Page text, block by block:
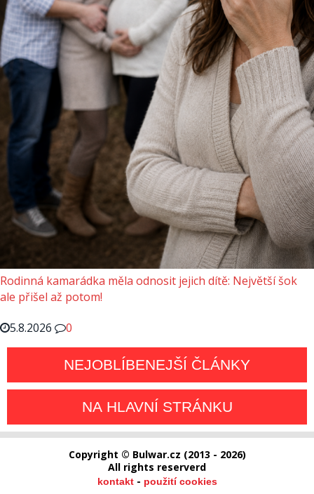
Rodinná kamarádka měla odnosit jejich dítě: Největší šok
ale přišel až potom!
5.8.2026
0
NEJOBLÍBENEJŠÍ ČLÁNKY
NA HLAVNÍ STRÁNKU
Copyright © Bulwar.cz (2013 - 2026)
All rights reserverd
kontakt- použití cookies